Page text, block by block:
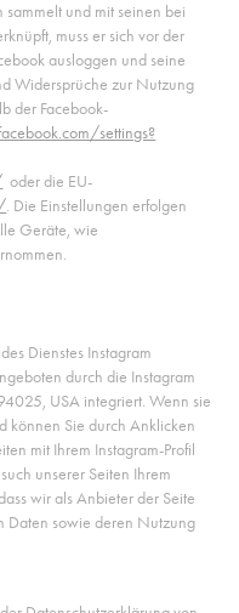
und mit seinen bei
muss er sich vor der
ausloggen und seine
Widersprüche zur Nutzung
der Facebook-
settings?
oder die EU-
. Die Einstellungen erfolgen
Geräte, wie
Dienstes Instagram
durch die Instagram
USA integriert. Wenn sie
können Sie durch Anklicken
mit Ihrem Instagram-Profil
unserer Seiten Ihrem
wir als Anbieter der Seite
Daten sowie deren Nutzung